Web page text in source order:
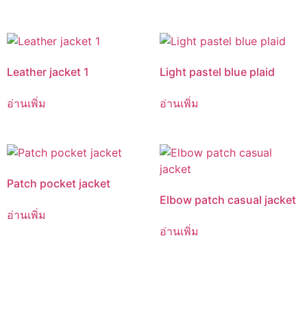
Leather jacket 1
อ่านเพิ่ม
Light pastel blue plaid
อ่านเพิ่ม
Patch pocket jacket
อ่านเพิ่ม
Elbow patch casual jacket
อ่านเพิ่ม